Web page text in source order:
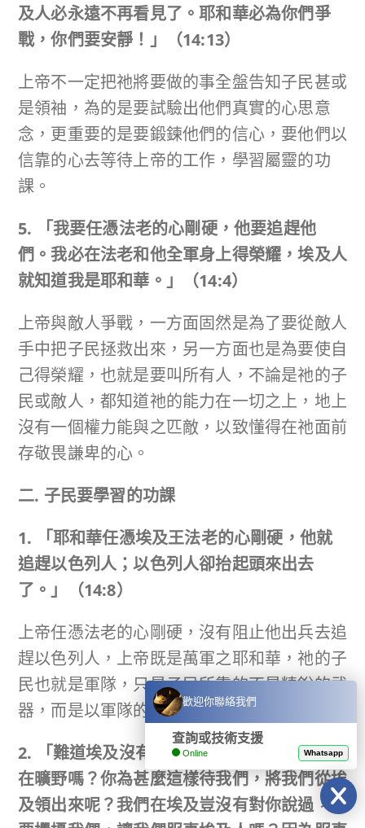
及人必永遠不再看見了。耶和華必為你們爭
戰，你們要安靜！」
（14:13）
上帝不一定把祂將要做的事全盤告知子民甚或
是領袖，為的是要試驗出他們真實的心思意
念，更重要的是要鍛鍊他們的信心，要他們以
信靠的心去等待上帝的工作，學習屬靈的功
課。
5. 「我要任憑法老的心剛硬，他要追趕他
們。我必在法老和他全軍身上得榮耀，埃及人
就知道我是耶和華。」
（14:4）
上帝與敵人爭戰，一方面固然是為了要從敵人
手中把子民拯救出來，另一方面也是為要使自
己得榮耀，也就是要叫所有人，不論是祂的子
民或敵人，都知道祂的能力在一切之上，地上
沒有一個權力能與之匹敵，以致懂得在祂面前
存敬畏謙卑的心。
二. 子民要學習的功課
1. 「耶和華任憑埃及王法老的心剛硬，他就
追趕以色列人；以色列人卻抬起頭來出去
了。」
（14:8）
上帝任憑法老的心剛硬，沒有阻止他出兵去追
趕以色列人，上帝既是萬軍之耶和華，祂的子
民也就是軍隊，只是子民所靠的不是精銳的武
器，而是以軍隊的陣形去聽命於上帝。
2. 「難道埃及沒有墳地，你要把我們帶來死
在曠野嗎？你為甚麼這樣待我們，將我們從埃
及領出來呢？我們在埃及豈沒有對你說過，不
歡迎你聯絡我們
查詢或技術支援
Online Whatsapp